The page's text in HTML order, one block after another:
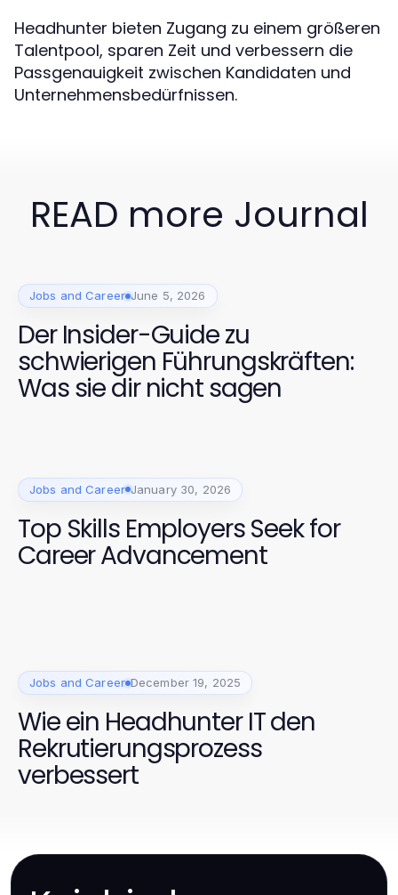
Headhunter bieten Zugang zu einem größeren
Talentpool, sparen Zeit und verbessern die
Passgenauigkeit zwischen Kandidaten und
Unternehmensbedürfnissen.
READ more Journal
Jobs and Career June 5, 2026
Der Insider-Guide zu
schwierigen Führungskräften:
Was sie dir nicht sagen
Jobs and Career January 30, 2026
Top Skills Employers Seek for
Career Advancement
Jobs and Career December 19, 2025
Wie ein Headhunter IT den
Rekrutierungsprozess
verbessert